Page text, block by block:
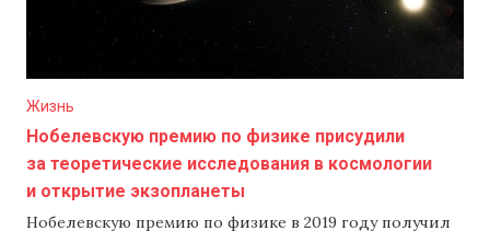
Жизнь
Нобелевскую премию по физике присудили
за теоретические исследования в космологии
и открытие экзопланеты
Нобелевскую премию по физике в 2019 году получил